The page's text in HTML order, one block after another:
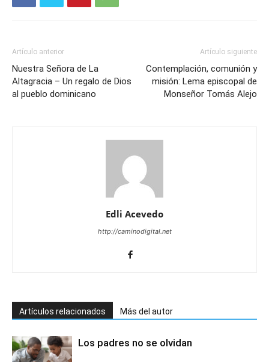
Artículo anterior
Nuestra Señora de La
Altagracia – Un regalo de Dios
al pueblo dominicano
Artículo siguiente
Contemplación, comunión y
misión: Lema episcopal de
Monseñor Tomás Alejo
Edli Acevedo
http://caminodigital.net
Artículos relacionados Más del autor
Los padres no se olvidan